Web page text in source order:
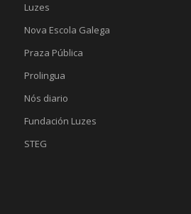
Luzes
Nova Escola Galega
Praza Pública
Prolingua
Nós diario
Fundación Luzes
STEG